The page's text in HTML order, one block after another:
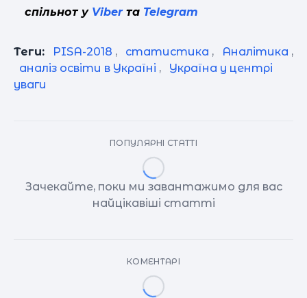
спільнот уViberта Telegram
Теги: PISA-2018 , статистика , Аналітика ,
аналіз освіти в Україні ,
Україна у центрі
уваги
ПОПУЛЯРНІ СТАТТІ
Зачекайте, поки ми завантажимо для вас
найцікавіші статті
КОМЕНТАРІ